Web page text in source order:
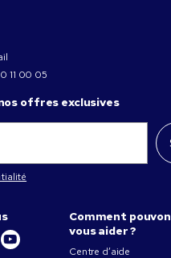
11 00 05
offres exclusives
Comment
vous aider ?
Centre d’aide